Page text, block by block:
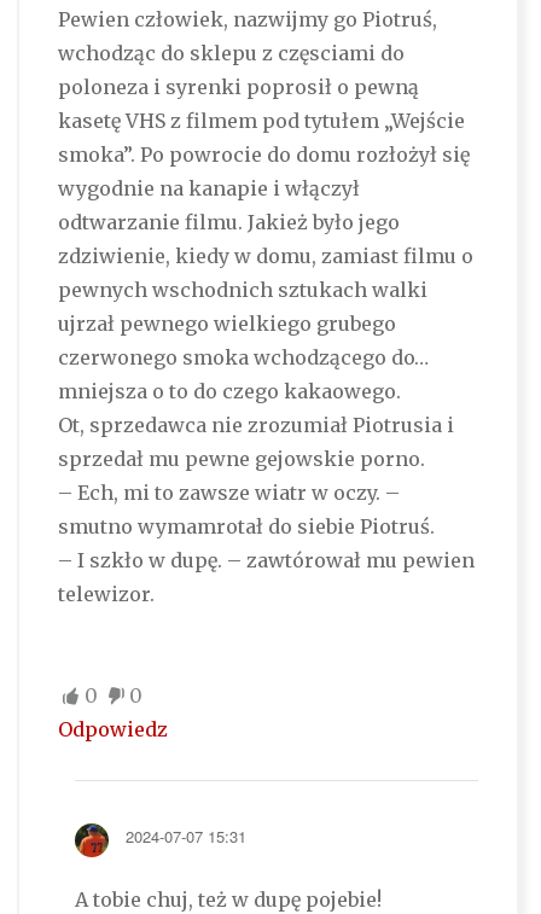
Pewien człowiek, nazwijmy go Piotruś,
wchodząc do sklepu z częsciami do
poloneza i syrenki poprosił o pewną
kasetę VHS z filmem pod tytułem „Wejście
smoka”. Po powrocie do domu rozłożył się
wygodnie na kanapie i włączył
odtwarzanie filmu. Jakież było jego
zdziwienie, kiedy w domu, zamiast filmu o
pewnych wschodnich sztukach walki
ujrzał pewnego wielkiego grubego
czerwonego smoka wchodzącego do…
mniejsza o to do czego kakaowego.
Ot, sprzedawca nie zrozumiał Piotrusia i
sprzedał mu pewne gejowskie porno.
– Ech, mi to zawsze wiatr w oczy. –
smutno wymamrotał do siebie Piotruś.
– I szkło w dupę. – zawtórował mu pewien
telewizor.
0
0
Odpowiedz
2024-07-07 15:31
A tobie chuj, też w dupę pojebie!